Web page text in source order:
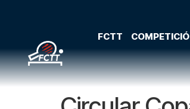
FCTT COMPETICIÓ